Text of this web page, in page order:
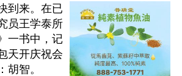
到来。在已
员王学泰所
一书中，记
天开庆祝会
胡智。